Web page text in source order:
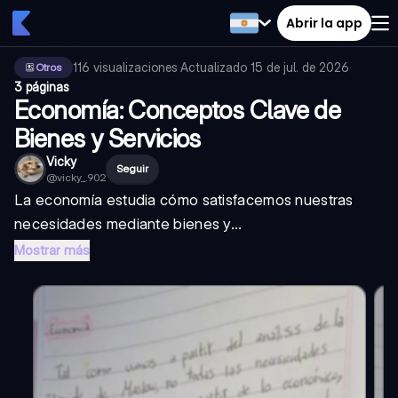
Abrir la app
Otros 116 visualizaciones·Actualizado 15 de jul. de 2026·
3 páginas
Economía: Conceptos Clave de
Bienes y Servicios
Vicky
@vicky_.902
Seguir
La economía estudia cómo satisfacemos nuestras
necesidades mediante bienes y...
Mostrar más